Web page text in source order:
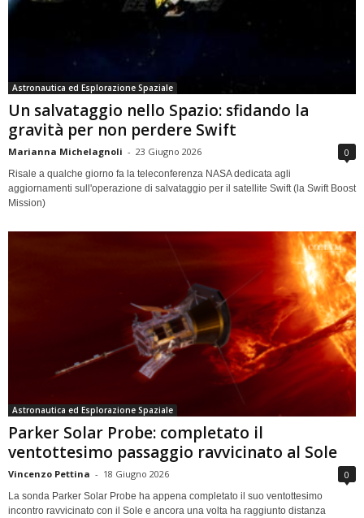
Astronautica ed Esplorazione Spaziale
Un salvataggio nello Spazio: sfidando la
gravità per non perdere Swift
Marianna Michelagnoli - 23 Giugno 2026 0
Risale a qualche giorno fa la teleconferenza NASA dedicata agli
aggiornamenti sull'operazione di salvataggio per il satellite Swift (la Swift Boost
Mission)
Astronautica ed Esplorazione Spaziale
Parker Solar Probe: completato il
ventottesimo passaggio ravvicinato al Sole
Vincenzo Pettina - 18 Giugno 2026 0
La sonda Parker Solar Probe ha appena completato il suo ventottesimo
incontro ravvicinato con il Sole e ancora una volta ha raggiunto distanza